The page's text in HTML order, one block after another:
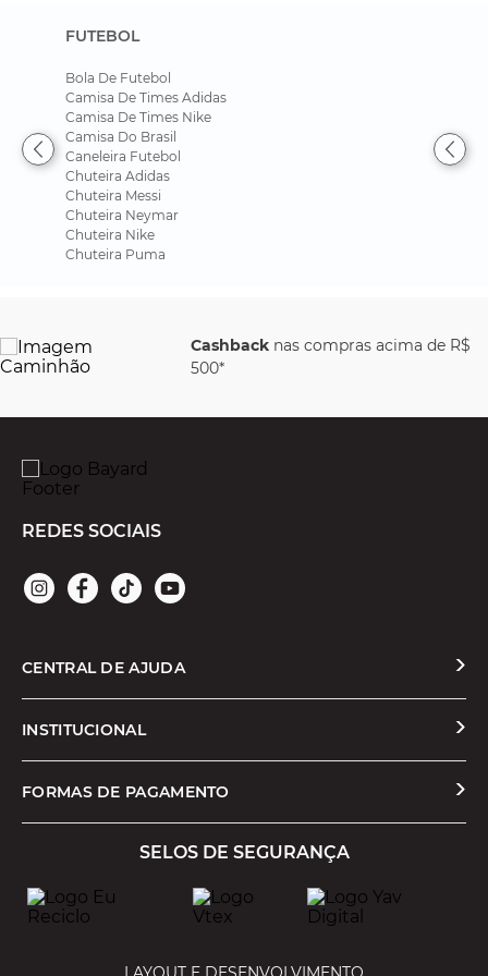
FUTEBOL
Bola De Futebol
Camisa De Times Adidas
Camisa De Times Nike
Camisa Do Brasil
Caneleira Futebol
Chuteira Adidas
Chuteira Messi
Chuteira Neymar
Chuteira Nike
Chuteira Puma
Cashbacknas compras acima de R$
500*
REDES SOCIAIS
CENTRAL DE AJUDA
Solicitar Troca ou Devolução
Formas de Pagamento
Cashback
INSTITUCIONAL
Quem Somos
Trabalhe Conosco
FORMAS DE PAGAMENTO
SELOS DE SEGURANÇA